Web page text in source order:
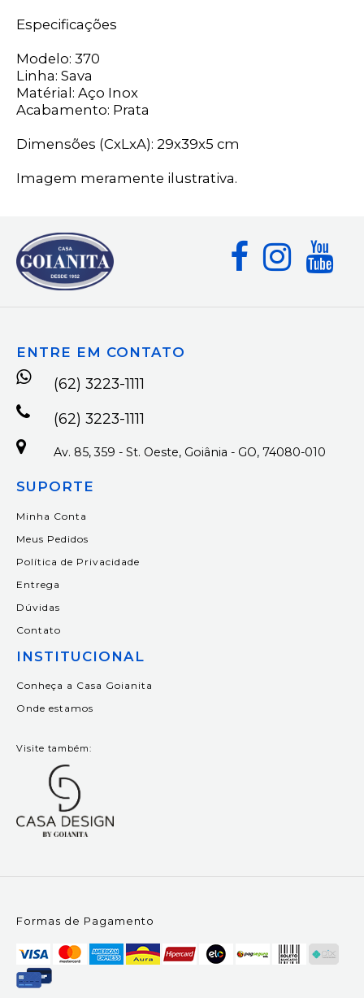
Especificações
Modelo: 370
Linha: Sava
Matérial: Aço Inox
Acabamento: Prata
Dimensões (CxLxA): 29x39x5 cm
Imagem meramente ilustrativa.
ENTRE EM CONTATO
(62) 3223-1111
(62) 3223-1111
Av. 85, 359 - St. Oeste, Goiânia - GO, 74080-010
SUPORTE
Minha Conta
Meus Pedidos
Política de Privacidade
Entrega
Dúvidas
Contato
INSTITUCIONAL
Conheça a Casa Goianita
Onde estamos
Visite também:
Formas de Pagamento